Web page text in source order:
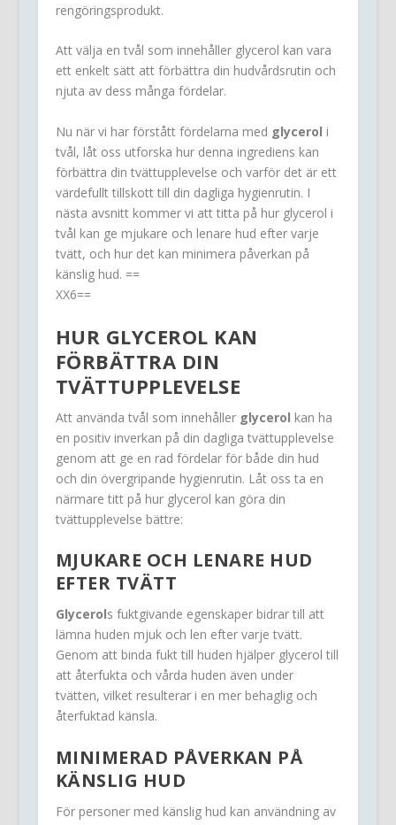
rengöringsprodukt.
Att välja en tvål som innehåller glycerol kan vara
ett enkelt sätt att förbättra din hudvårdsrutin och
njuta av dess många fördelar.
Nu när vi har förstått fördelarna med glycerol i
tvål, låt oss utforska hur denna ingrediens kan
förbättra din tvättupplevelse och varför det är ett
värdefullt tillskott till din dagliga hygienrutin. I
nästa avsnitt kommer vi att titta på hur glycerol i
tvål kan ge mjukare och lenare hud efter varje
tvätt, och hur det kan minimera påverkan på
känslig hud. ==
XX6==
HUR GLYCEROL KAN
FÖRBÄTTRA DIN
TVÄTTUPPLEVELSE
Att använda tvål som innehåller glycerol kan ha
en positiv inverkan på din dagliga tvättupplevelse
genom att ge en rad fördelar för både din hud
och din övergripande hygienrutin. Låt oss ta en
närmare titt på hur glycerol kan göra din
tvättupplevelse bättre:
MJUKARE OCH LENARE HUD
EFTER TVÄTT
Glycerols fuktgivande egenskaper bidrar till att
lämna huden mjuk och len efter varje tvätt.
Genom att binda fukt till huden hjälper glycerol till
att återfukta och vårda huden även under
tvätten, vilket resulterar i en mer behaglig och
återfuktad känsla.
MINIMERAD PÅVERKAN PÅ
KÄNSLIG HUD
För personer med känslig hud kan användning av